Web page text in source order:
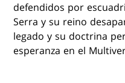
defendidos por
Serra y su reino
legado y su doctrina
esperanza en el